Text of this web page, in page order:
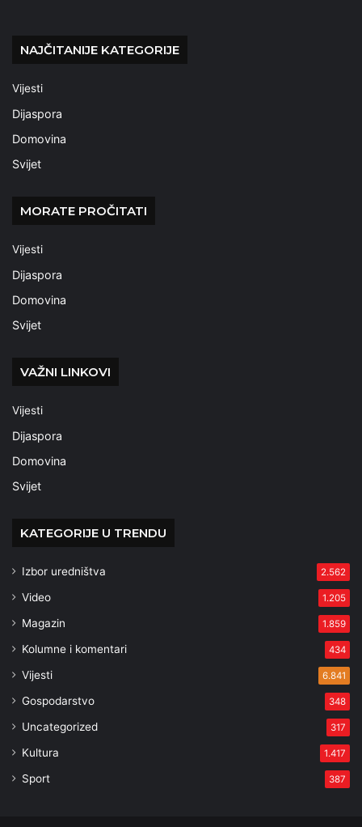
NAJČITANIJE KATEGORIJE
Vijesti
Dijaspora
Domovina
Svijet
MORATE PROČITATI
Vijesti
Dijaspora
Domovina
Svijet
VAŽNI LINKOVI
Vijesti
Dijaspora
Domovina
Svijet
KATEGORIJE U TRENDU
Izbor uredništva 2.562
Video 1.205
Magazin 1.859
Kolumne i komentari 434
Vijesti 6.841
Gospodarstvo 348
Uncategorized 317
Kultura 1.417
Sport 387